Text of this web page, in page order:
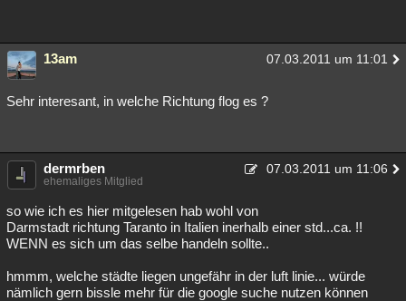
13am 07.03.2011 um 11:01
Sehr interesant, in welche Richtung flog es ?
dermrben 07.03.2011 um 11:06
ehemaliges Mitglied
so wie ich es hier mitgelesen hab wohl von
Darmstadt richtung Taranto in Italien inerhalb einer std...ca. !!
WENN es sich um das selbe handeln sollte..
hmmm, welche städte liegen ungefähr in der luft linie... würde
nämlich gern bissle mehr für die google suche nutzen können